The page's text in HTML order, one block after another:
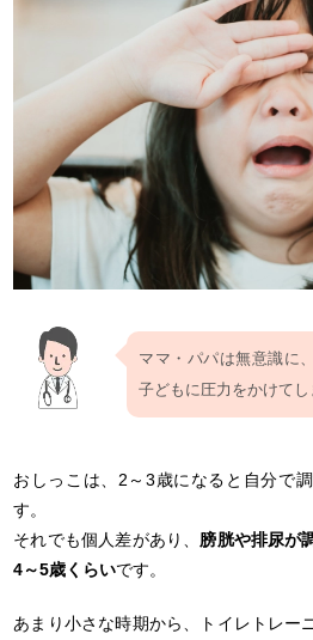
ママ・パパは無意識に
子どもに圧力をかけてし
おしっこは、2～3歳になると自分で
す。
それでも個人差があり、 膀胱や排尿が
4～5歳くらいです。
あまり小さな時期から、トイレトレー